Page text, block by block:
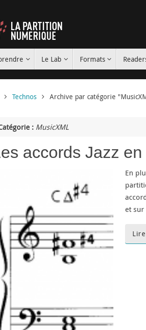
Le Lab Formats
AccueilTechnos Archive par catégorie
: MusicXML
accords Jazz
En
et sur